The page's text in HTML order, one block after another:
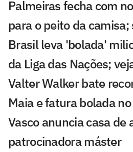
Palmeiras fecha com
para o peito da
Brasil leva 'bolada'
da Liga das Nações;
Valter Walker bate
Maia e fatura bolada no
Vasco anuncia casa de
patrocinadora máster